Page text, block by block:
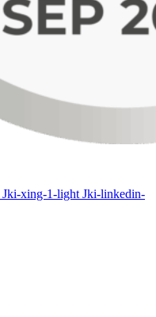
Jki-xing-1-light Jki-linkedin-